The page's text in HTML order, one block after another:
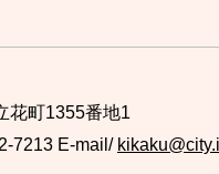
花町1355番地1
7213 E-mail/